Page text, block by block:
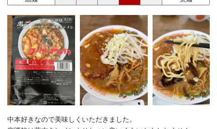
中本好きなので美味しくいただきました。